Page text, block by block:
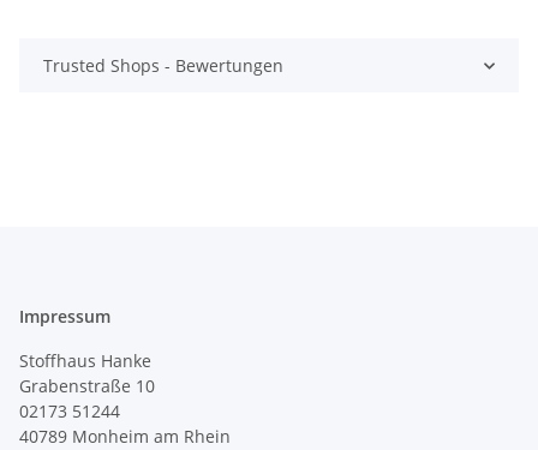
Trusted Shops - Bewertungen
Impressum
Stoffhaus Hanke
Grabenstraße 10
02173 51244
40789 Monheim am Rhein